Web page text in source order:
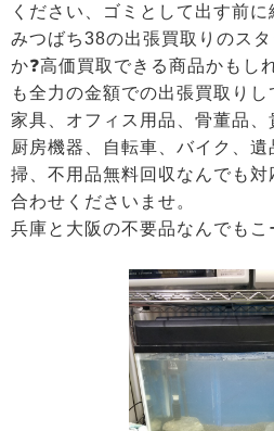
ください、ゴミとして出す前
みつばち38の出張買取りのス
か❓高価買取できる商品かもし
も全力の金額での出張買取りし
家具、オフィス用品、骨董品、
厨房機器、自転車、バイク、
掃、不用品無料回収なんでも
合わせくださいませ。
兵庫と大阪の不要品なんでもこ